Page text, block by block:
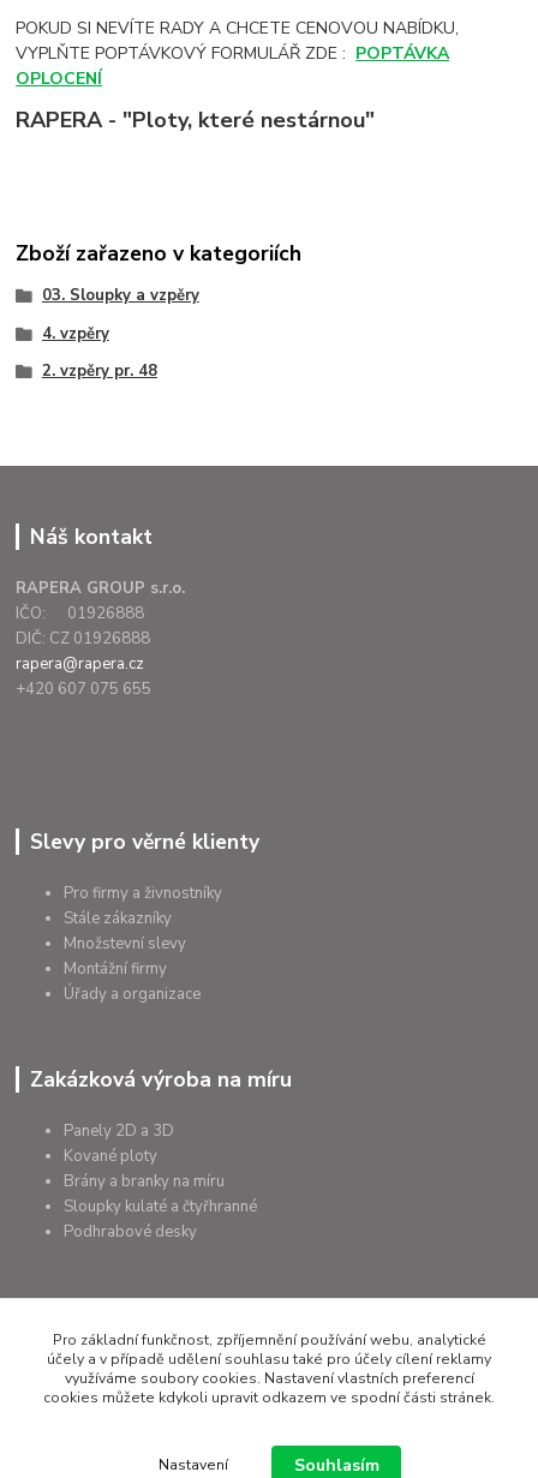
POKUD SI NEVÍTE RADY A CHCETE CENOVOU NABÍDKU,
VYPLŇTE POPTÁVKOVÝ FORMULÁŘ ZDE : POPTÁVKA
OPLOCENÍ
RAPERA - "Ploty, které nestárnou"
Zboží zařazeno v kategoriích
03. Sloupky a vzpěry
4. vzpěry
2. vzpěry pr. 48
Náš kontakt
RAPERA GROUP s.r.o.
IČO: 01926888
DIČ: CZ 01926888
rapera@rapera.cz
+420 607 075 655
Slevy pro věrné klienty
Pro firmy a živnostníky
Stále zákazníky
Množstevní slevy
Montážní firmy
Úřady a organizace
Zakázková výroba na míru
Panely 2D a 3D
Kované ploty
Brány a branky na míru
Sloupky kulaté a čtyřhranné
Podhrabové desky
+420 607 075 655
rapera@rapera.cz
Pro základní funkčnost, zpříjemnění používání webu, analytické
účely a v případě udělení souhlasu také pro účely cílení reklamy
využíváme soubory cookies. Nastavení vlastních preferencí
cookies můžete kdykoli upravit odkazem ve spodní části stránek.
Nastavení Souhlasím